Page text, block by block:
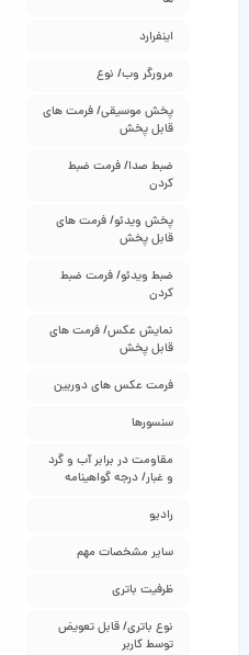
اینفرارد
مرورگر وب/ نوع
پخش موسیقی/ فرمت‌ های
قابل پخش
ضبط صدا/ فرمت ضبط
کردن
پخش ویدئو/ فرمت‌ های
قابل پخش
ضبط ویدئو/ فرمت ضبط
کردن
نمایش عکس/ فرمت‌ های
قابل پخش
فرمت عکس‌ های دوربین
سنسورها
مقاومت در برابر آب و گرد
و غبار/ درجه گواهینامه
رادیو
سایر مشخصات مهم
ظرفیت باتری
نوع باتری/ قابل تعویض
توسط کاربر